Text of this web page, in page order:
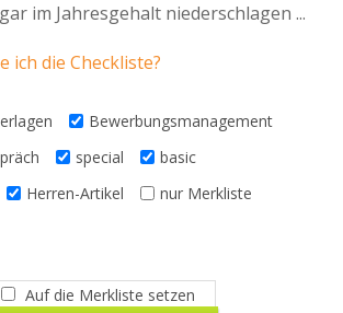
im Jahresgehalt niederschlagen ...
ich die Checkliste?
Bewerbungsmanagement
special
basic
Herren-Artikel nur Merkliste
Auf die Merkliste setzen